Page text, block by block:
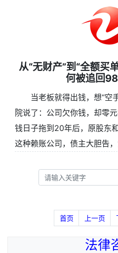
从“无财产”到“全额买
何被追回
当老板就得出钱，想“空
院说了：公司欠你钱，却零
钱日子拖到20年后，原股东
这种赖账公司，债主大胆告，
首页 上一页
法律